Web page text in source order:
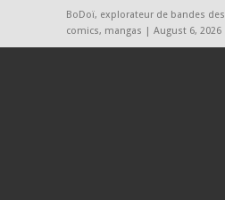
BoDoï, explorateur de bandes
comics, mangas | August 6, 2026